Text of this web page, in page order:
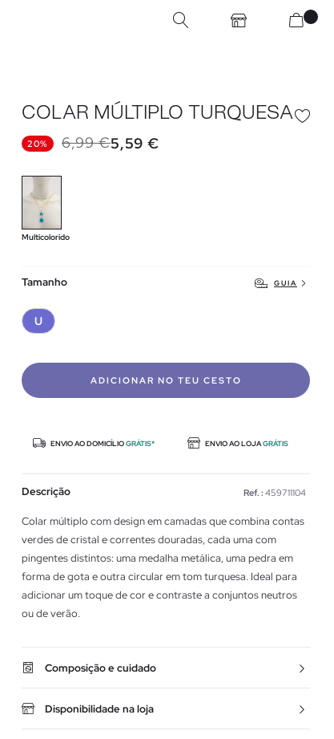
COLAR MÚLTIPLO TURQUESA
20% 6,99 €5,59 €
Multicolorido
Tamanho GUIA
U
ADICIONAR NO TEU CESTO
ENVIO AO DOMICÍLIOGRÁTIS* ENVIO AO LOJAGRÁTIS
Descrição Ref. : 459711104
Colar múltiplo com design em camadas que combina contas
verdes de cristal e correntes douradas, cada uma com
pingentes distintos: uma medalha metálica, uma pedra em
forma de gota e outra circular em tom turquesa. Ideal para
adicionar um toque de cor e contraste a conjuntos neutros
ou de verão.
Composição e cuidado
Disponibilidade na loja